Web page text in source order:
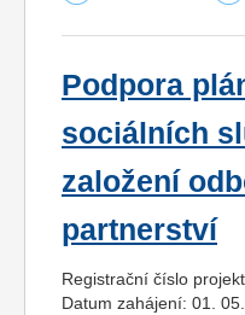
Podpora
sociálních
založení
partnerství
Registrační číslo
Datum zahájení: 01.